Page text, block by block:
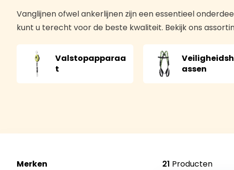
Vanglijnen ofwel ankerlijnen zijn een essentieel
kunt u terecht voor de beste kwaliteit. Bekijk ons
Valstopapparaa
t
assen
Merken 21 Producten